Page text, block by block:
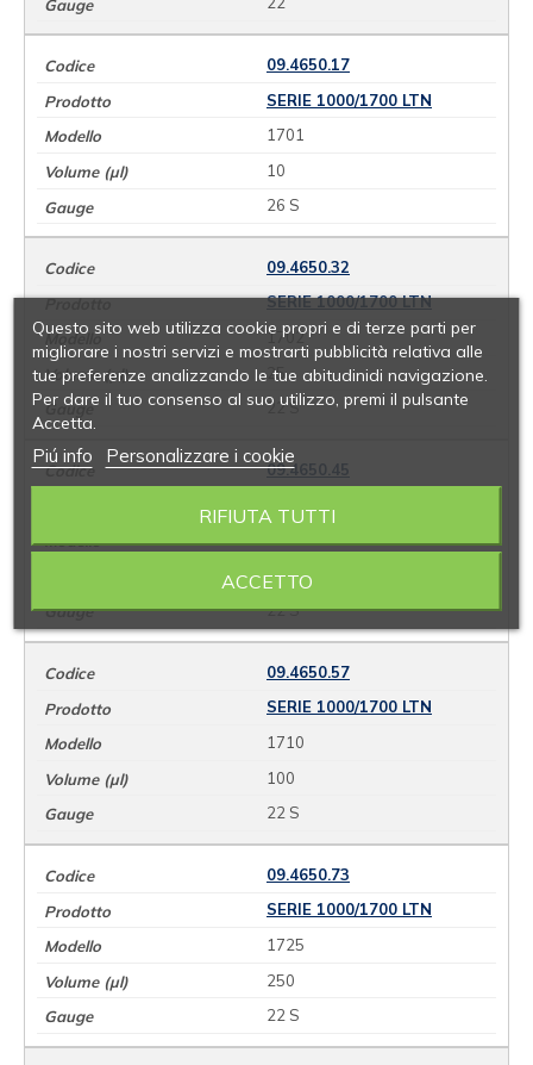
09.4650.17
SERIE 1000/1700 LTN
1701
10
26 S
09.4650.32
SERIE 1000/1700 LTN
1702
25
22 S
09.4650.45
1705
50
22 S
09.4650.57
SERIE 1000/1700 LTN
1710
100
22 S
09.4650.73
SERIE 1000/1700 LTN
1725
250
22 S
Questo sito web utilizza cookie propri e di terze parti per
migliorare i nostri servizi e mostrarti pubblicità relativa alle
tue preferenze analizzando le tue abitudinidi navigazione.
Per dare il tuo consenso al suo utilizzo, premi il pulsante
Accetta.
Piú info Personalizzare i cookie
RIFIUTA TUTTI
ACCETTO